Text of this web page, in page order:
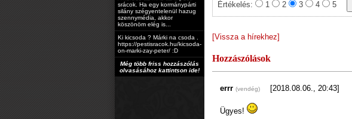
srácok. Ha egy kormánypárti
silány szégyentelenül hazug
szennymédia, akkor
köszönöm elég is...
Ki kicsoda ? Márki na csoda .
https://pestisracok.hu/kicsoda-
on-marki-zay-peter/ :D
Még több friss hozzászólás
olvasásához kattintson ide!
Értékelés: 1 2 3 4 5
[Vissza a hírekhez]
Hozzászólások
errr (vendég) [2018.08.06., 20:43]
Ügyes!